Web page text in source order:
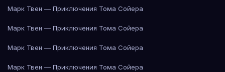
Марк Твен — Приключения Тома Сойера
Марк Твен — Приключения Тома Сойера
Марк Твен — Приключения Тома Сойера
Марк Твен — Приключения Тома Сойера